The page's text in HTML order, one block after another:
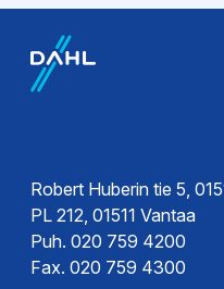
Sertifikaatit
Asennusohje
Esitteet
Robert Huberin tie 5,
PL 212, 01511 Vantaa
Puh. 020 759 4200
Fax. 020 759 4300